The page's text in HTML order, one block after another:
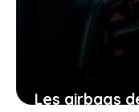
Les airbags